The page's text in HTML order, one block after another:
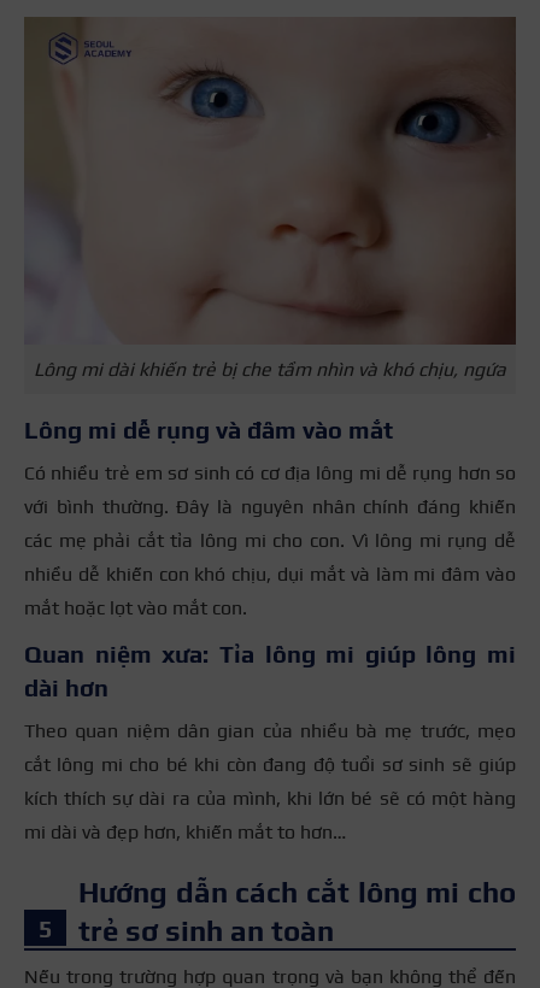
Lông mi dài khiến trẻ bị che tầm nhìn và khó chịu, ngứa
Lông mi dễ rụng và đâm vào mắt
Có nhiều trẻ em sơ sinh có cơ địa lông mi dễ rụng hơn so
với bình thường. Đây là nguyên nhân chính đáng khiến
các mẹ phải cắt tỉa lông mi cho con. Vì lông mi rụng dễ
nhiều dễ khiến con khó chịu, dụi mắt và làm mi đâm vào
mắt hoặc lọt vào mắt con.
Quan niệm xưa: Tỉa lông mi giúp lông mi
dài hơn
Theo quan niệm dân gian của nhiều bà mẹ trước, mẹo
cắt lông mi cho bé khi còn đang độ tuổi sơ sinh sẽ giúp
kích thích sự dài ra của mình, khi lớn bé sẽ có một hàng
mi dài và đẹp hơn, khiến mắt to hơn…
Hướng dẫn cách cắt lông mi cho
trẻ sơ sinh an toàn
Nếu trong trường hợp quan trọng và bạn không thể đến